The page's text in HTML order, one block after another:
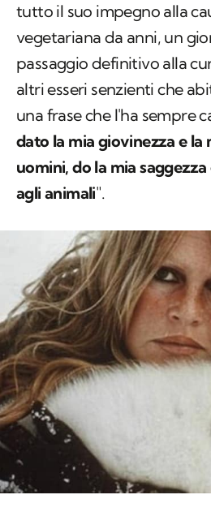
tutto il suo impegno alla
vegetariana da anni, un
passaggio definitivo alla
altri esseri senzienti che
una frase che l'ha sempre
dato la mia giovinezza e la
uomini, do la mia
agli animali".